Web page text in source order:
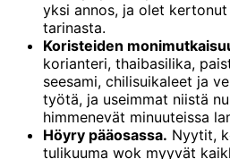
yksi annos, ja olet
tarinasta.
Koristeiden
korianteri, thaibasilika,
seesami, chilisuikaleet ja
työtä, ja useimmat niistä
himmenevät minuuteissa
Höyry pääosassa. Nyytit,
tulikuuma wok myyvät